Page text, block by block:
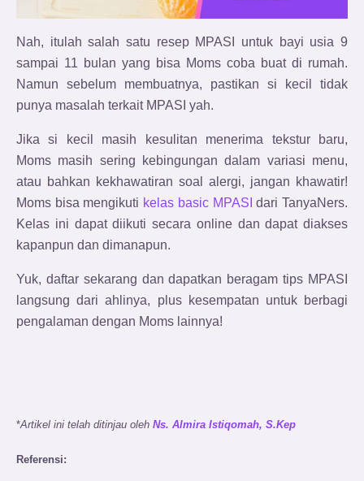
Nah, itulah salah satu resep MPASI untuk bayi usia 9
sampai 11 bulan yang bisa Moms coba buat di rumah.
Namun sebelum membuatnya, pastikan si kecil tidak
punya masalah terkait MPASI yah.
Jika si kecil masih kesulitan menerima tekstur baru,
Moms masih sering kebingungan dalam variasi menu,
atau bahkan kekhawatiran soal alergi, jangan khawatir!
Moms bisa mengikuti kelas basic MPASI dari TanyaNers.
Kelas ini dapat diikuti secara online dan dapat diakses
kapanpun dan dimanapun.
Yuk, daftar sekarang dan dapatkan beragam tips MPASI
langsung dari ahlinya, plus kesempatan untuk berbagi
pengalaman dengan Moms lainnya!
*Artikel ini telah ditinjau oleh Ns. Almira Istiqomah, S.Kep
Referensi: